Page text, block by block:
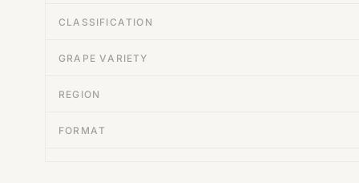
CLASSIFICATION
GRAPE VARIETY
REGION
FORMAT